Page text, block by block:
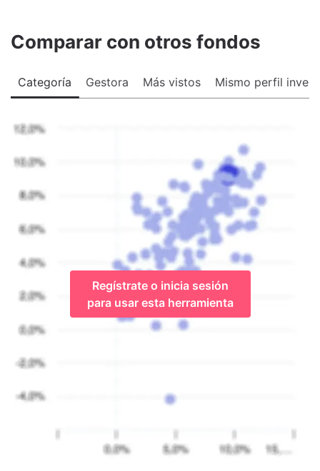
Comparar con otros fondos
Categoría Gestora Más vistos Mismo perfil
Regístrate o inicia sesión
para usar esta herramienta